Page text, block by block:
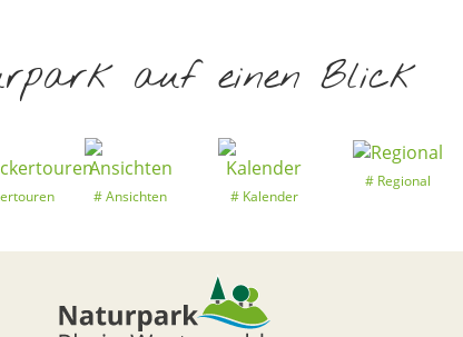
auf einen Blick
Ansichten Kalender
Regional